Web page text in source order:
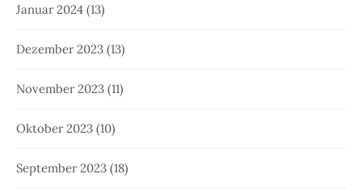
Januar 2024 (13)
Dezember 2023 (13)
November 2023 (11)
Oktober 2023 (10)
September 2023 (18)